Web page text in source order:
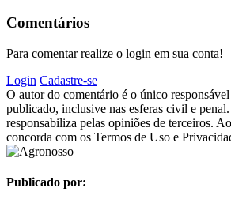
Comentários
Para comentar realize o login em sua conta!
Login Cadastre-se
O autor do comentário é o único
publicado, inclusive nas esferas civil e penal.
responsabiliza pelas opiniões de terceiros.
concorda com os Termos de Uso e
Publicado por: